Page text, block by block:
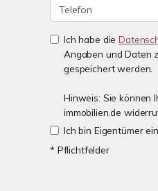
Ich habe die
Angaben und Daten
gespeichert werden.
Hinweis: Sie können
immobilien.de
Ich bin Eigentümer
* Pflichtfelder